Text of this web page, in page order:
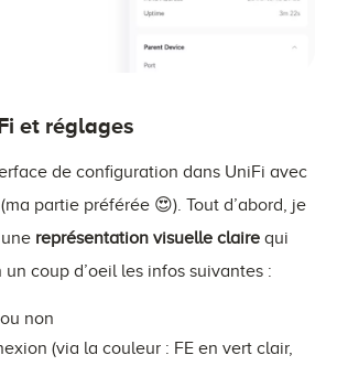
et réglages
de configuration dans UniFi avec
partie préférée 😍). Tout d’abord, je
représentation visuelle claire qui
coup d’oeil les infos suivantes :
non
(via la couleur : FE en vert clair,